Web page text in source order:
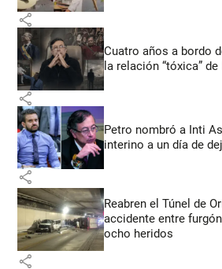
share
Cuatro años a bordo
la relación “tóxica”
share
Petro nombró a Inti
interino a un día de
share
Reabren el Túnel de
accidente entre
ocho heridos
share